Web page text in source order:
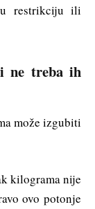
restrikciju ili
ne treba ih
može izgubiti
kilograma nije
ovo potonje